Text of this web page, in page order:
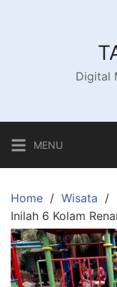
Digital
MENU
Home
Wisata
Inilah 6 Kolam